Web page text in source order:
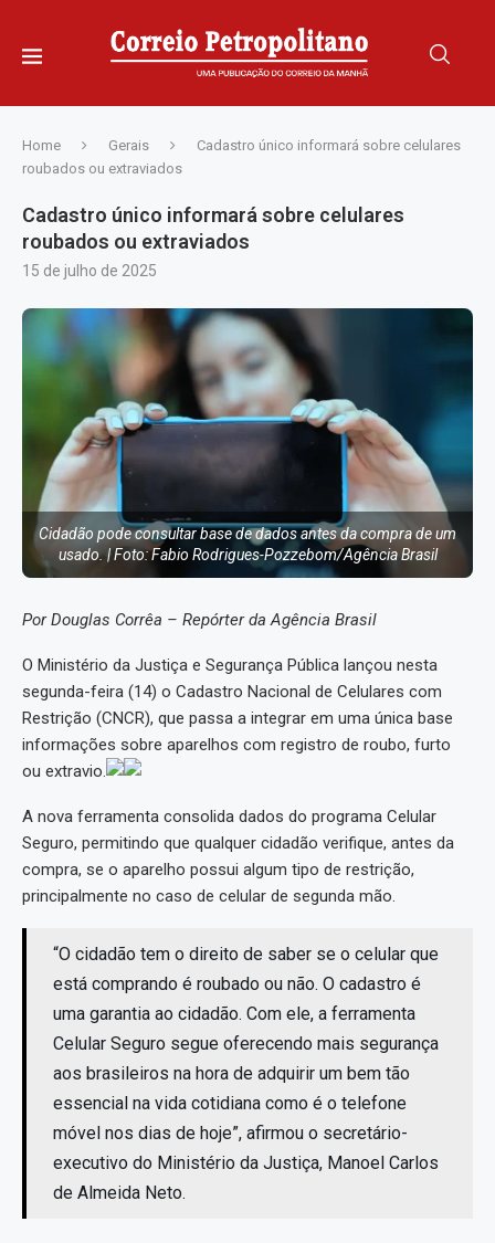
Home Gerais
Cadastro único informará sobre celulares
roubados ou extraviados
Cadastro único informará sobre celulares
roubados ou extraviados
15 de julho de 2025
Cidadão pode consultar base de dados antes da compra de um
usado. | Foto: Fabio Rodrigues-Pozzebom/Agência Brasil
Por Douglas Corrêa – Repórter da Agência Brasil
O Ministério da Justiça e Segurança Pública lançou nesta
segunda-feira (14) o Cadastro Nacional de Celulares com
Restrição (CNCR), que passa a integrar em uma única base
informações sobre aparelhos com registro de roubo, furto
ou extravio.
A nova ferramenta consolida dados do programa Celular
Seguro, permitindo que qualquer cidadão verifique, antes da
compra, se o aparelho possui algum tipo de restrição,
principalmente no caso de celular de segunda mão.
“O cidadão tem o direito de saber se o celular que
está comprando é roubado ou não. O cadastro é
uma garantia ao cidadão. Com ele, a ferramenta
Celular Seguro segue oferecendo mais segurança
aos brasileiros na hora de adquirir um bem tão
essencial na vida cotidiana como é o telefone
móvel nos dias de hoje”, afirmou o secretário-
executivo do Ministério da Justiça, Manoel Carlos
de Almeida Neto.